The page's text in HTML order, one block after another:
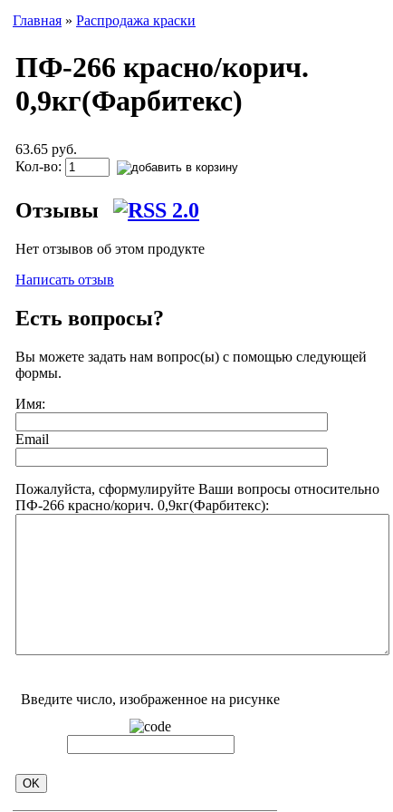
Главная » Распродажа краски
ПФ-266 красно/корич.
0,9кг(Фарбитекс)
63.65 руб.
Кол-во:
Отзывы
Нет отзывов об этом продукте
Написать отзыв
Есть вопросы?
Вы можете задать нам вопрос(ы) с помощью следующей
формы.
Имя:
Email
Пожалуйста, сформулируйте Ваши вопросы относительно
ПФ-266 красно/корич. 0,9кг(Фарбитекс):
Введите число, изображенное на рисунке